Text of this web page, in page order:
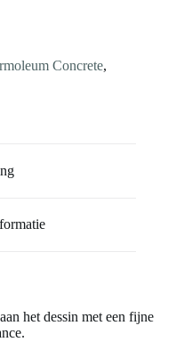
Concrete,
het dessin met een fijne